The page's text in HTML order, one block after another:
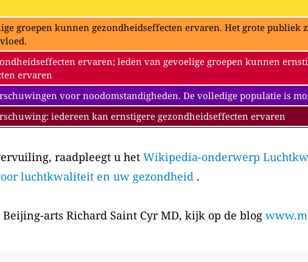
groepen kunnen gezondheidseffecten ervaren. Het grote
ervaren; leden van gevoelige groepen kunnen
ervaren
voor noodomstandigheden. De volledige populatie is
iedereen kan ernstigere gezondheidseffecten ervaren
raadpleegt u het Wikipedia-onderwerp
luchtkwaliteit en uw gezondheid.
arts Richard Saint Cyr MD, kijk op de blog